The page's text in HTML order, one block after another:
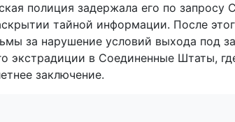
полиция задержала его по запросу
тайной информации. После
за нарушение условий выхода под
экстрадиции в Соединенные Штаты,
заключение.